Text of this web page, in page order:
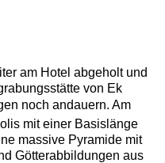
am Hotel abgeholt und
von Ek
noch andauern. Am
mit einer Basislänge
massive Pyramide mit
Götterabbildungen aus